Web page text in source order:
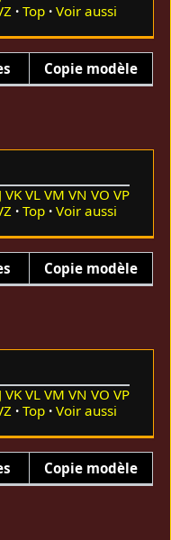
Top Voir aussi
Copie modèle
VK VL VM VN VO VP
Top Voir aussi
Copie modèle
VK VL VM VN VO VP
Top Voir aussi
Copie modèle